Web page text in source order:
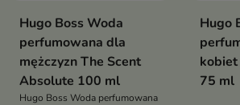
Hugo Boss Woda
perfumowana dla
mężczyzn The Scent
Absolute 100 ml
Hugo Boss Woda perfumowana
Hugo
75 ml